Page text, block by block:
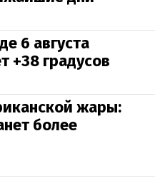
6 августа
+38 градусов
жары:
более